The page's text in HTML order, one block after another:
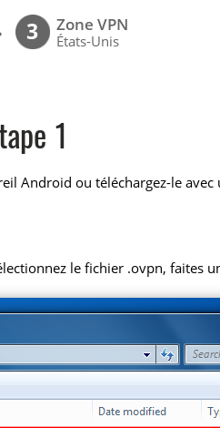
3 Zone VPN
États-Unis
1
Android ou téléchargez-le
le fichier .ovpn, faites